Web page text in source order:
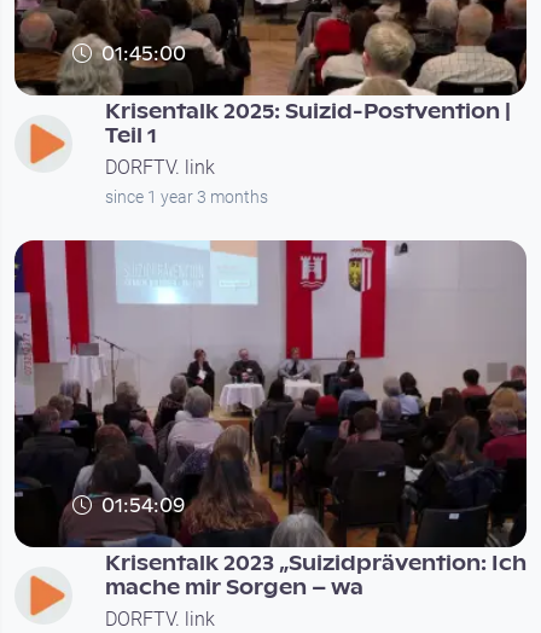
01:45:00
Krisentalk 2025: Suizid-Postvention |
Teil 1
DORFTV. link
since 1 year 3 months
01:54:09
Krisentalk 2023 „Suizidprävention: Ich
mache mir Sorgen – wa
DORFTV. link